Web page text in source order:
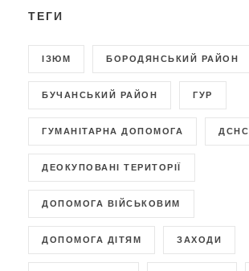
ТЕГИ
ІЗЮМ БОРОДЯНСЬКИЙ РАЙОН
БУЧАНСЬКИЙ РАЙОН ГУР
ГУМАНІТАРНА ДОПОМОГА ДСНС
ДЕОКУПОВАНІ ТЕРИТОРІЇ
ДОПОМОГА ВІЙСЬКОВИМ
ДОПОМОГА ДІТЯМ ЗАХОДИ